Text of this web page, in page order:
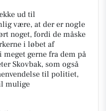
ud til
være, at der er nogle
noget, fordi de måske
i løbet af
meget gerne fra dem på
Skovbak, som også
til politiet,
mulige